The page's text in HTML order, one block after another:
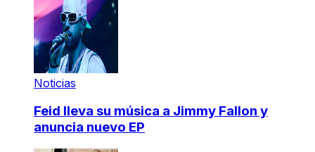
Noticias
Feid lleva su música a Jimmy Fallon y
anuncia nuevo EP